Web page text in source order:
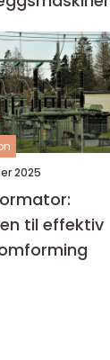
2025
til effektiv